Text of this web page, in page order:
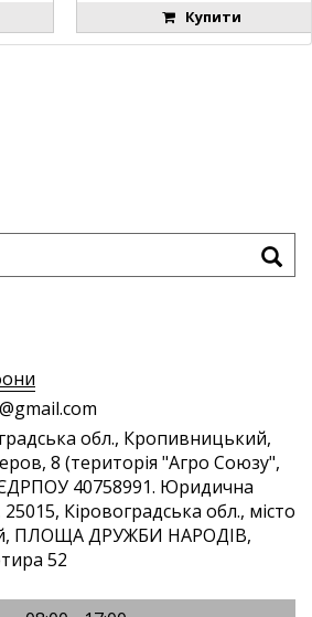
Купити
@gmail.com
обл., Кропивницький,
8 (територія "Агро Союзу",
40758991. Юридична
Кіровоградська обл., місто
ПЛОЩА ДРУЖБИ НАРОДІВ,
52